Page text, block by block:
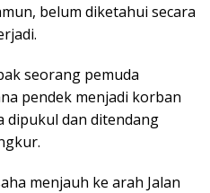
belum diketahui secara
seorang pemuda
pendek menjadi korban
dipukul dan ditendang
menjauh ke arah Jalan